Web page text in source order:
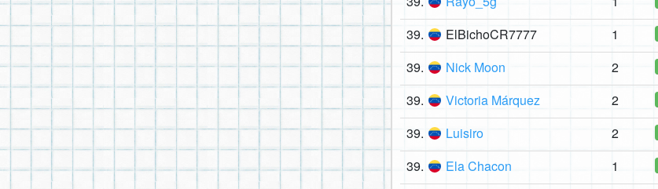
39. ElBichoCR7777 1
39. Nick Moon 2
39. Victoria Márquez 2
39. Luisiro 2
39. Ela Chacon 1